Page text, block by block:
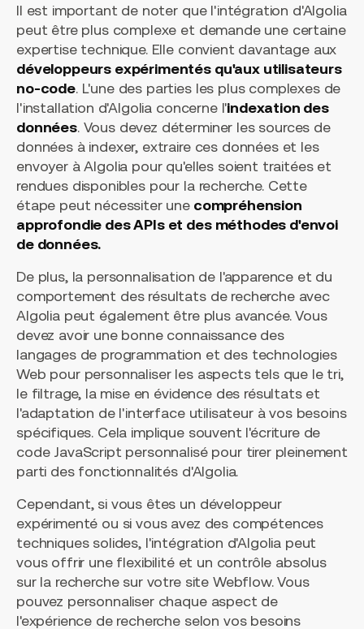
Il est important de noter que l'intégration d'Algolia
peut être plus complexe et demande une certaine
expertise technique. Elle convient davantage aux
développeurs expérimentés qu'aux utilisateurs
no-code. L'une des parties les plus complexes de
l'installation d'Algolia concerne l'indexation des
données. Vous devez déterminer les sources de
données à indexer, extraire ces données et les
envoyer à Algolia pour qu'elles soient traitées et
rendues disponibles pour la recherche. Cette
étape peut nécessiter une compréhension
approfondie des APIs et des méthodes d'envoi
de données.
De plus, la personnalisation de l'apparence et du
comportement des résultats de recherche avec
Algolia peut également être plus avancée. Vous
devez avoir une bonne connaissance des
langages de programmation et des technologies
Web pour personnaliser les aspects tels que le tri,
le filtrage, la mise en évidence des résultats et
l'adaptation de l'interface utilisateur à vos besoins
spécifiques. Cela implique souvent l'écriture de
code JavaScript personnalisé pour tirer pleinement
parti des fonctionnalités d'Algolia.
Cependant, si vous êtes un développeur
expérimenté ou si vous avez des compétences
techniques solides, l'intégration d'Algolia peut
vous offrir une flexibilité et un contrôle absolus
sur la recherche sur votre site Webflow. Vous
pouvez personnaliser chaque aspect de
l'expérience de recherche selon vos besoins